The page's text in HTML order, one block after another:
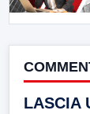
LASCIA